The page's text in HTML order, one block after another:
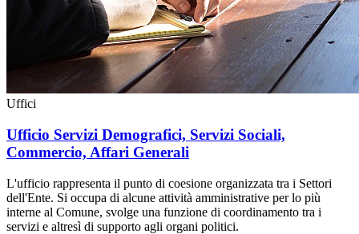
Uffici
Ufficio Servizi Demografici, Servizi Sociali,
Commercio, Affari Generali
L'ufficio rappresenta il punto di coesione organizzata tra i Settori
dell'Ente. Si occupa di alcune attività amministrative per lo più
interne al Comune, svolge una funzione di coordinamento tra i
servizi e altresì di supporto agli organi politici.